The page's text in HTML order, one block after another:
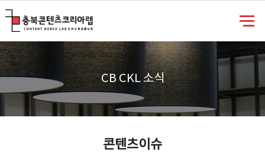
CB CKL 소식
콘텐츠이슈